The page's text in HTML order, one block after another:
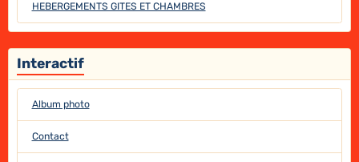
HEBERGEMENTS GITES ET CHAMBRES
Interactif
Album photo
Contact